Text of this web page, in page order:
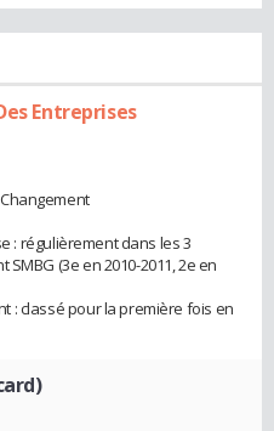
Entreprises
: régulièrement dans les 3
(3e en 2010-2011, 2e en
: classé pour la première fois en